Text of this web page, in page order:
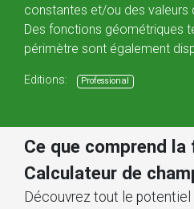
constantes et/ou des valeurs
Des fonctions géométriques
périmètre sont également
Editions: Professional
Ce que comprend
Calculateur de
Découvrez tout le